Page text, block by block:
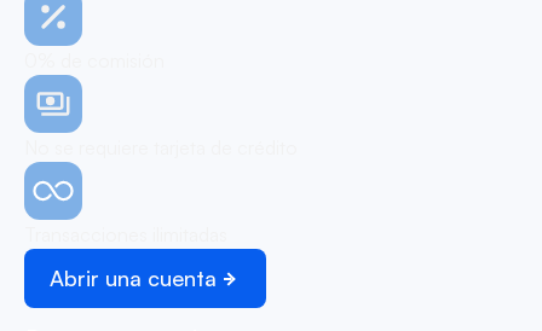
Abrir una cuenta